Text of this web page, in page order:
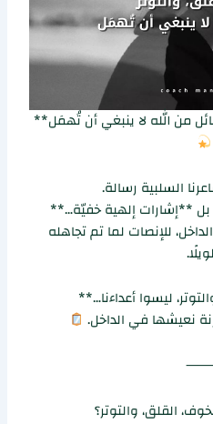
من الله لا ينبغي أن تُهمَل**
السلبية رسالة.
بل **إشارات إلهية خفيّة…**
الداخل، للإنصات لما تم تجاهله
ليسوا أعداءنا…**
نعيشها في الداخل.
القلق، والتوتر؟